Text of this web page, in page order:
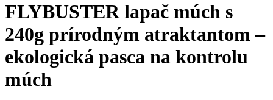
FLYBUSTER lapač múch s
240g prírodným atraktantom –
ekologická pasca na kontrolu
múch